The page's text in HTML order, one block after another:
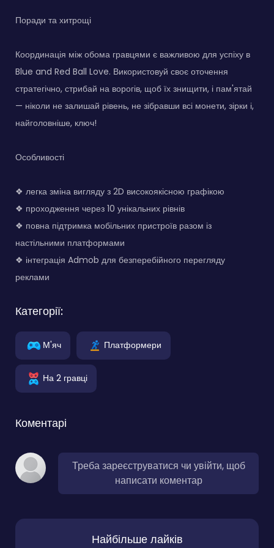
Поради та хитрощі
Координація між обома гравцями є важливою для успіху в
Blue and Red Ball Love. Використовуй своє оточення
стратегічно, стрибай на ворогів, щоб їх знищити, і пам'ятай
— ніколи не залишай рівень, не зібравши всі монети, зірки і,
найголовніше, ключ!
Особливості
❖ легка зміна вигляду з 2D високоякісною графікою
❖ проходження через 10 унікальних рівнів
❖ повна підтримка мобільних пристроїв разом із
настільними платформами
❖ інтеграція Admob для безперебійного перегляду
реклами
Категорії:
М'яч Платформери
На 2 гравці
Коментарі
Треба зареєструватися чи увійти, щоб
написати коментар
Найбільше лайків